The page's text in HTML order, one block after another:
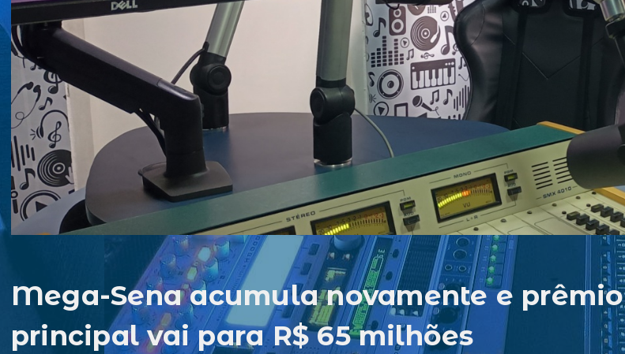
Mega-Sena acumula novamente e prêmio
principal vai para R$ 65 milhões